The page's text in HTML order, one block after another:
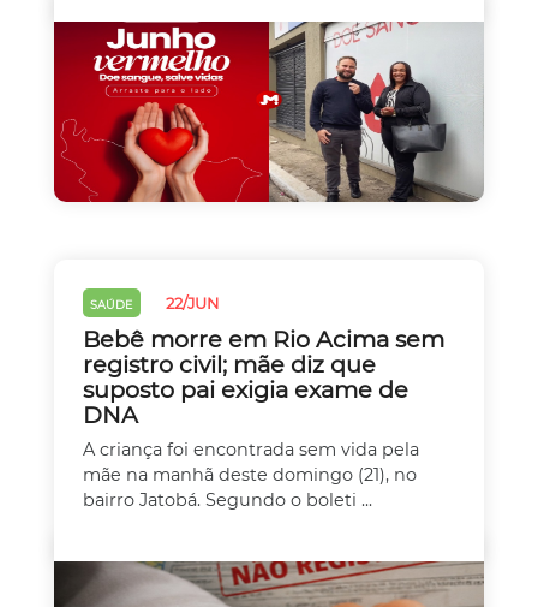
SAÚDE 22/JUN
Bebê morre em Rio Acima sem
registro civil; mãe diz que
suposto pai exigia exame de
DNA
A criança foi encontrada sem vida pela
mãe na manhã deste domingo (21), no
bairro Jatobá. Segundo o boleti ...